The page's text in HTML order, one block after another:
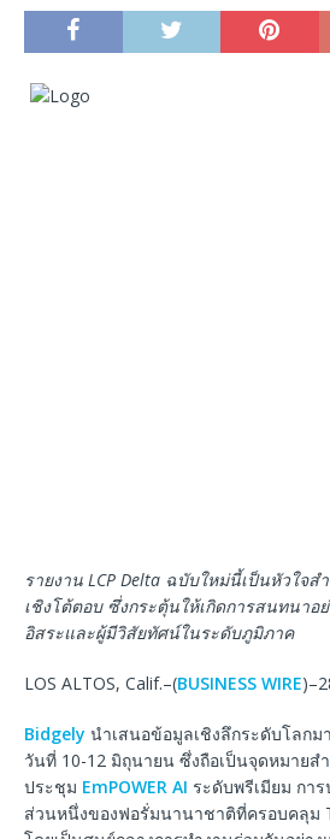
รายงาน LCP Delta ฉบับใหม่นี้เป็นหัวใจส
เชิงโต้ตอบ ซึ่งกระตุ้นให้เกิดการสนทนาอ
อิสระและผู้มีวิสัยทัศน์ในระดับภูมิภาค
LOS ALTOS, Calif.–(BUSINESS WIRE
Bidgely นำเสนอข้อมูลเชิงลึกระดับโลกม
วันที่ 10-12 มิถุนายน ซึ่งถือเป็นจุดหมายส
ประชุม EmPOWER AI ระดับพรีเมียม กา
ส่วนหนึ่งของฟอรั่มนานาชาติที่ครอบคลุม